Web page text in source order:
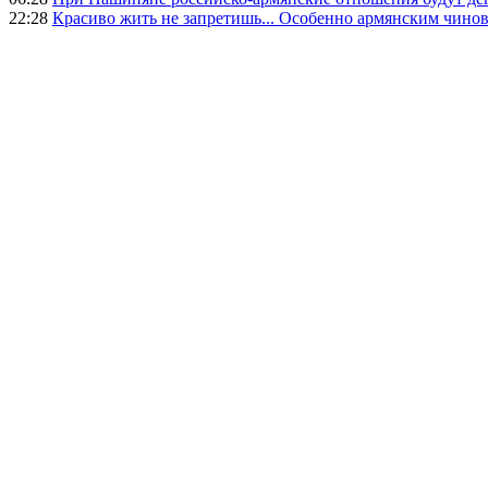
22:28 Красиво жить не запретишь... Особенно армянским